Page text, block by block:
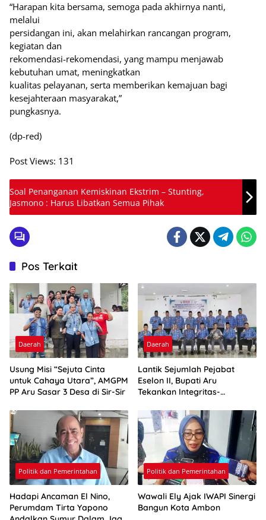
“Harapan kita bersama, semoga pada akhirnya nanti,
melalui
persidangan ini, akan melahirkan rancangan program,
kegiatan dan
rekomendasi-rekomendasi, yang mampu menjawab
kebutuhan umat, meningkatkan
kualitas pelayanan, serta memberikan kemajuan bagi
kesejahteraan masyarakat,”
pungkasnya.
(dp-red)
Post Views: 131
Soal Penanganan Kemiskinan Ekstrim – Stunting,
Jasmono : Harus Libatkan Semua Pihak
Pos Terkait
Daerah
Usung Misi “Sejuta Cinta
untuk Cahaya Utara”, AMGPM
PP Aru Sasar 3 Desa di Sir-Sir
Daerah
Lantik Sejumlah Pejabat
Eselon II, Bupati Aru
Tekankan Integritas-
Politik dan Pemerintahan
Hadapi Ancaman El Nino,
Perumdam Tirta Yapono
Politik dan Pemerintahan
Wawali Ely Ajak IWAPI Sinergi
Bangun Kota Ambon